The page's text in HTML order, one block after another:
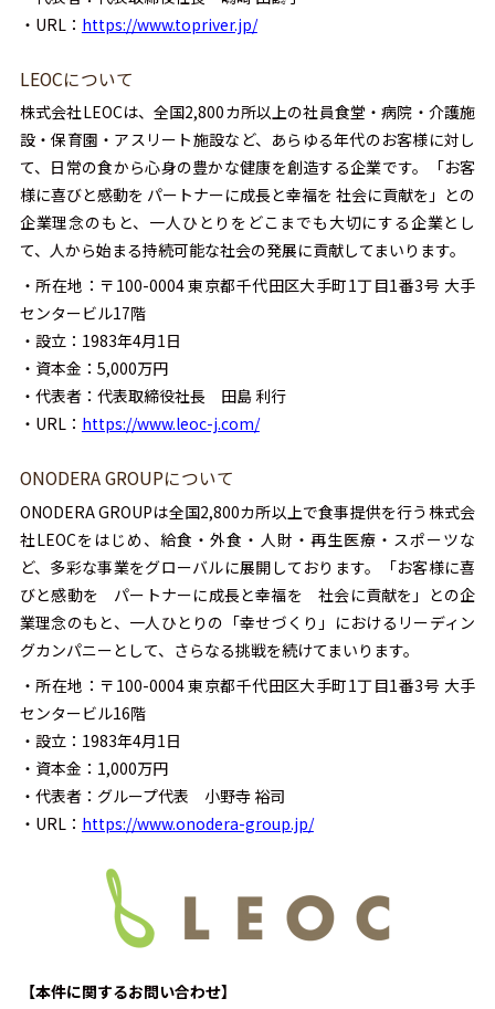
・URL： https://www.topriver.jp/
LEOCについて
株式会社LEOCは、全国2,800カ所以上の社員食堂・病院・介護施
設・保育園・アスリート施設など、あらゆる年代のお客様に対し
て、日常の食から心身の豊かな健康を創造する企業です。「お客
様に喜びと感動を パートナーに成長と幸福を 社会に貢献を」との
企業理念のもと、一人ひとりをどこまでも大切にする企業とし
て、人から始まる持続可能な社会の発展に貢献してまいります。
・所在地：〒100-0004 東京都千代田区大手町1丁目1番3号 大手
センタービル17階
・設立：1983年4月1日
・資本金：5,000万円
・代表者：代表取締役社長 田島 利行
・URL： https://www.leoc-j.com/
ONODERA GROUPについて
ONODERA GROUPは全国2,800カ所以上で食事提供を行う株式会
社LEOCをはじめ、給食・外食・人財・再生医療・スポーツな
ど、多彩な事業をグローバルに展開しております。「お客様に喜
びと感動を パートナーに成長と幸福を 社会に貢献を」との企
業理念のもと、一人ひとりの「幸せづくり」におけるリーディン
グカンパニーとして、さらなる挑戦を続けてまいります。
・所在地：〒100-0004 東京都千代田区大手町1丁目1番3号 大手
センタービル16階
・設立：1983年4月1日
・資本金：1,000万円
・代表者：グループ代表 小野寺 裕司
・URL： https://www.onodera-group.jp/
【本件に関するお問い合わせ】